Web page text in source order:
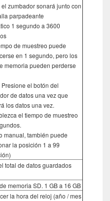
zumbador sonará junto con
parpadeante
1 segundo a 3600
de muestreo puede
en 1 segundo, pero los
memoria pueden perderse
el botón del
de datos una vez que
los datos una vez.
el tiempo de muestreo
manual, también puede
la posición 1 a 99
total de datos guardados
memoria SD. 1 GB a 16 GB
la hora del reloj (año / mes